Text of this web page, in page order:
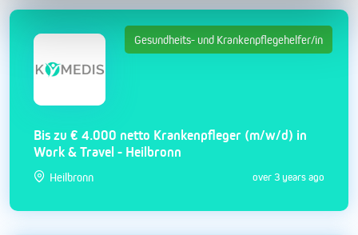
Gesundheits- und Krankenpflegehelfer/in
Bis zu € 4.000 netto Krankenpfleger (m/w/d) in
Work & Travel - Heilbronn
Heilbronn over 3 years ago